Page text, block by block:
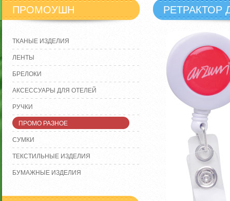
ПРОМОУШН
ТКАНЫЕ ИЗДЕЛИЯ
ЛЕНТЫ
БРЕЛОКИ
АКСЕССУАРЫ ДЛЯ ОТЕЛЕЙ
РУЧКИ
ПРОМО РАЗНОЕ
СУМКИ
ТЕКСТИЛЬНЫЕ ИЗДЕЛИЯ
БУМАЖНЫЕ ИЗДЕЛИЯ
РЕТРАКТОР